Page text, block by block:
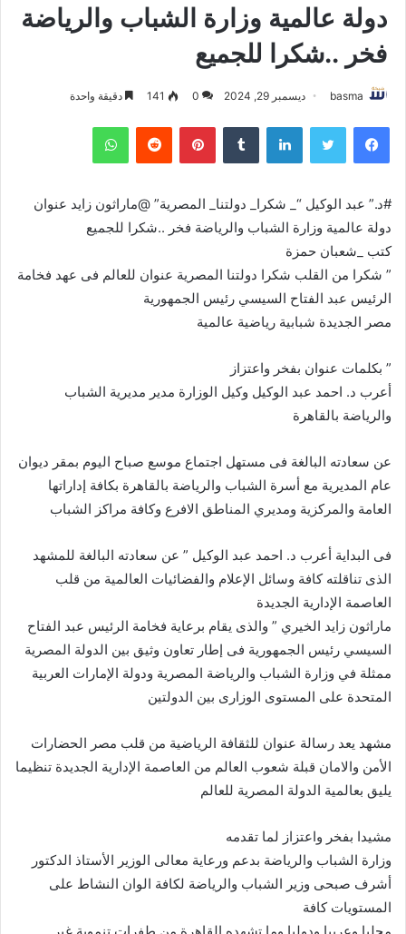
دولة عالمية وزارة الشباب والرياضة
فخر ..شكرا للجميع
basma ديسمبر 29, 2024 0
141 دقيقة واحدة
فيسبوك تويتر لينكدإن بينتيريست واتساب
#د.” عبد الوكيل “_ شكرا_ دولتنا_ المصرية” @ماراثون زايد عنوان
دولة عالمية وزارة الشباب والرياضة فخر ..شكرا للجميع
كتب _شعبان حمزة
” شكرا من القلب شكرا دولتنا المصرية عنوان للعالم فى عهد فخامة
الرئيس عبد الفتاح السيسي رئيس الجمهورية
مصر الجديدة شبابية رياضية عالمية
” بكلمات عنوان بفخر واعتزاز
أعرب د. احمد عبد الوكيل وكيل الوزارة مدير مديرية الشباب
والرياضة بالقاهرة
عن سعادته البالغة فى مستهل اجتماع موسع صباح اليوم بمقر ديوان
عام المديرية مع أسرة الشباب والرياضة بالقاهرة بكافة إداراتها
العامة والمركزية ومديري المناطق الافرع وكافة مراكز الشباب
فى البداية أعرب د. احمد عبد الوكيل ” عن سعادته البالغة للمشهد
الذى تناقلته كافة وسائل الإعلام والفضائيات العالمية من قلب
العاصمة الإدارية الجديدة
ماراثون زايد الخيري ” والذى يقام برعاية فخامة الرئيس عبد الفتاح
السيسي رئيس الجمهورية فى إطار تعاون وثيق بين الدولة المصرية
ممثلة في وزارة الشباب والرياضة المصرية ودولة الإمارات العربية
المتحدة على المستوى الوزارى بين الدولتين
مشهد يعد رسالة عنوان للثقافة الرياضية من قلب مصر الحضارات
الأمن والامان قبلة شعوب العالم من العاصمة الإدارية الجديدة تنظيما
يليق بعالمية الدولة المصرية للعالم
مشيدا بفخر واعتزاز لما تقدمه
وزارة الشباب والرياضة بدعم ورعاية معالى الوزير الأستاذ الدكتور
أشرف صبحى وزير الشباب والرياضة لكافة الوان النشاط على
المستويات كافة